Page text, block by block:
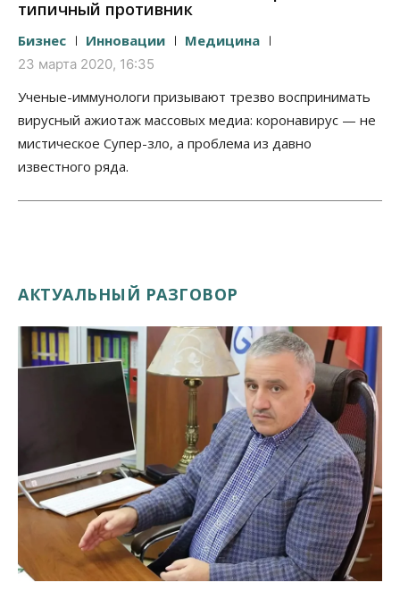
типичный противник
Бизнес Инновации Медицина
23 марта 2020, 16:35
Ученые-иммунологи призывают трезво воспринимать
вирусный ажиотаж массовых медиа: коронавирус — не
мистическое Супер-зло, а проблема из давно
известного ряда.
АКТУАЛЬНЫЙ РАЗГОВОР